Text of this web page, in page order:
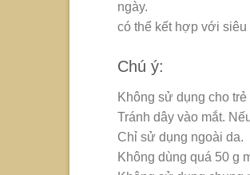
ngày.
có thể kết hợp với siêu
Chú ý:
Không sử dụng cho
Tránh dây vào mắt.
Chỉ sử dụng ngoài da.
Không dùng quá 50 g